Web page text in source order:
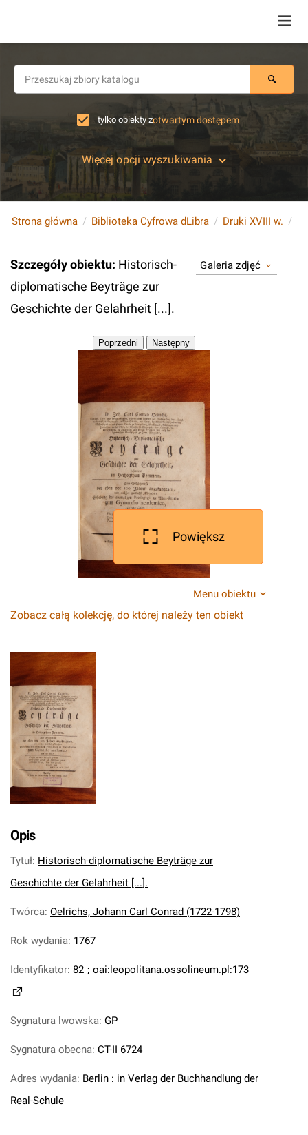
tylko obiekty zotwartym dostępem
Więcej opcji wyszukiwania
Strona główna Biblioteka Cyfrowa dLibra Druki XVIII w.
Szczegóły obiektu: Historisch-
diplomatische Beyträge zur
Geschichte der Gelahrheit [...].
Galeria zdjęć
Powiększ
Menu obiektu
Zobacz całą kolekcję, do której należy ten obiekt
Opis
Tytuł: Historisch-diplomatische Beyträge zur
Geschichte der Gelahrheit [...].
Twórca: Oelrichs, Johann Carl Conrad (1722-1798)
Rok wydania: 1767
Identyfikator: 82 ; oai:leopolitana.ossolineum.pl:173
Sygnatura lwowska: GP
Sygnatura obecna: CT-II 6724
Adres wydania: Berlin : in Verlag der Buchhandlung der
Real-Schule